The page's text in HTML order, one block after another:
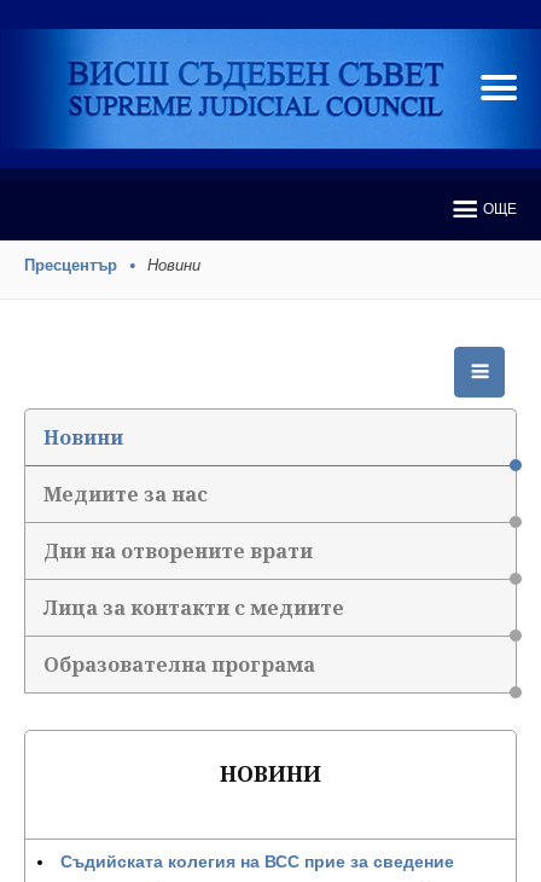
ОЩЕ
Пресцентър Новини
Новини
Медиите за нас
Дни на отворените врати
Лица за контакти с медиите
Образователна програма
НОВИНИ
Съдийската колегия на ВСС прие за сведение